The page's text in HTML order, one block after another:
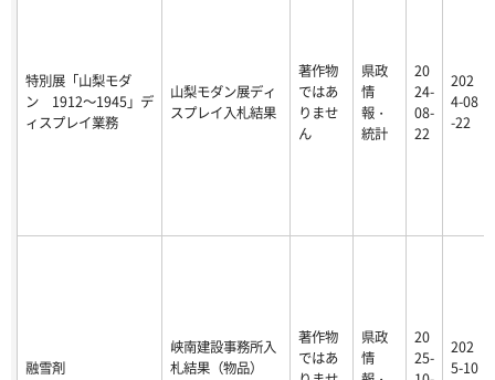
特別展「山梨モダ
ン 1912～1945」デ
ィスプレイ業務
山梨モダン展ディ
スプレイ入札結果
著作物
ではあ
りませ
ん
県政
情
報・
統計
20
24-
08-
22
202
4-08
-22
融雪剤
峡南建設事務所入
札結果（物品）
著作物
ではあ
県政
情
20
25-
202
5-10